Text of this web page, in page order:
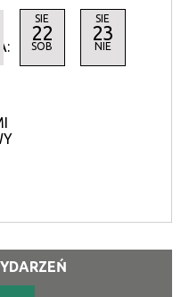
SIE
22
SOB
SIE
23
NIE